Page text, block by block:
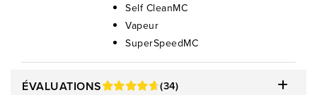
Self CleanMC
Vapeur
SuperSpeedMC
ÉVALUATIONS (34)